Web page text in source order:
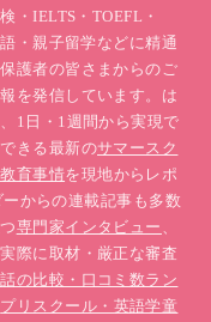
・IELTS・TOEFL・
・親子留学などに精通
護者の皆さまからのご
を発信しています。は
1日・1週間から実現で
きる最新のサマースク
育事情を現地からレポ
からの連載記事も多数
専門家インタビュー 、
際に取材・厳正な審査
の比較・口コミ数ラン
プリスクール・英語学童